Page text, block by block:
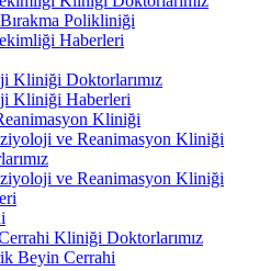
Polikliniği
Haberleri
Kliniği Doktorlarımız
Kliniği Haberleri
Kliniği
ve Reanimasyon Kliniği
ve Reanimasyon Kliniği
Kliniği Doktorlarımız
Beyin Cerrahi